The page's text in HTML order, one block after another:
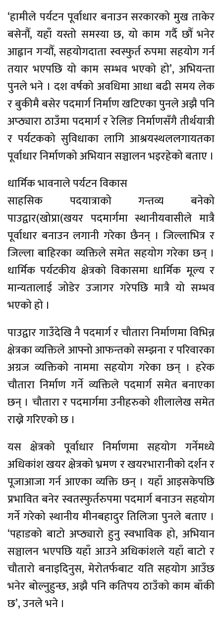
‘हामीले पर्यटन पूर्वाधार बनाउन सरकारको मुख ताकेर
बसेनौँ, यहाँ यस्तो समस्या छ, यो काम गर्दै छौँ भनेर
आह्वान गर्‍यौँ, सहयोगदाता स्वस्फुर्त रुपमा सहयोग गर्न
तयार भएपछि यो काम सम्भव भएको हो’, अभियन्ता
पुनले भने । दश वर्षको अवधिमा आधा बढी समय लेक
र बुकीमै बसेर पदमार्ग निर्माण खटिएका पुनले अझै पनि
अप्ठ्यारा ठाउँमा पदमार्ग र रेलिङ निर्माणसँगै तीर्थयात्री
र पर्यटकको सुविधाका लागि आश्रयस्थललगायतका
पूर्वाधार निर्माणको अभियान सञ्चालन भइरहेको बताए ।
धार्मिक भावनाले पर्यटन विकास
साहसिक पदयात्राको गन्तव्य बनेको
पाउद्वार(खोप्रा(खयर पदमार्गमा स्थानीयवासीले मात्रै
पूर्वाधार बनाउन लगानी गरेका छैनन् । जिल्लाभित्र र
जिल्ला बाहिरका व्यक्तिले समेत सहयोग गरेका छन् ।
धार्मिक पर्यटकीय क्षेत्रको विकासमा धार्मिक मूल्य र
मान्यतालाई जोडेर उजागर गरेपछि मात्रै यो सम्भव
भएको हो ।
पाउद्वार गाउँदेखि नै पदमार्ग र चौतारा निर्माणमा विभिन्न
क्षेत्रका व्यक्तिले आफ्नो आफन्तको सम्झना र परिवारका
अग्रज व्यक्तिको नाममा सहयोग गरेका छन् । हरेक
चौतारा निर्माण गर्ने व्यक्तिले पदमार्ग समेत बनाएका
छन् । चौतारा र पदमार्गमा उनीहरुको शीलालेख समेत
राख्ने गरिएको छ ।
यस क्षेत्रको पूर्वाधार निर्माणमा सहयोग गर्नेमध्ये
अधिकांश खयर क्षेत्रको भ्रमण र खयरभारानीको दर्शन र
पूजाआजा गर्न आएका व्यक्ति छन् । यहाँ आइसकेपछि
प्रभावित बनेर स्वतस्फुर्तरुपमा पदमार्ग बनाउन सहयोग
गर्ने गरेको स्थानीय मीनबहादुर तिलिजा पुनले बताए ।
‘पहाडको बाटो अप्ठ्यारो हुनु स्वभाविक हो, अभियान
सञ्चालन भएपछि यहाँ आउने अधिकांशले यहाँ बाटो र
चौतारो बनाइदिनुस, मेरोतर्फबाट यति सहयोग आउँछ
भनेर बोल्नुहुन्छ, अझै पनि कतिपय ठाउँको काम बाँकी
छ’, उनले भने ।